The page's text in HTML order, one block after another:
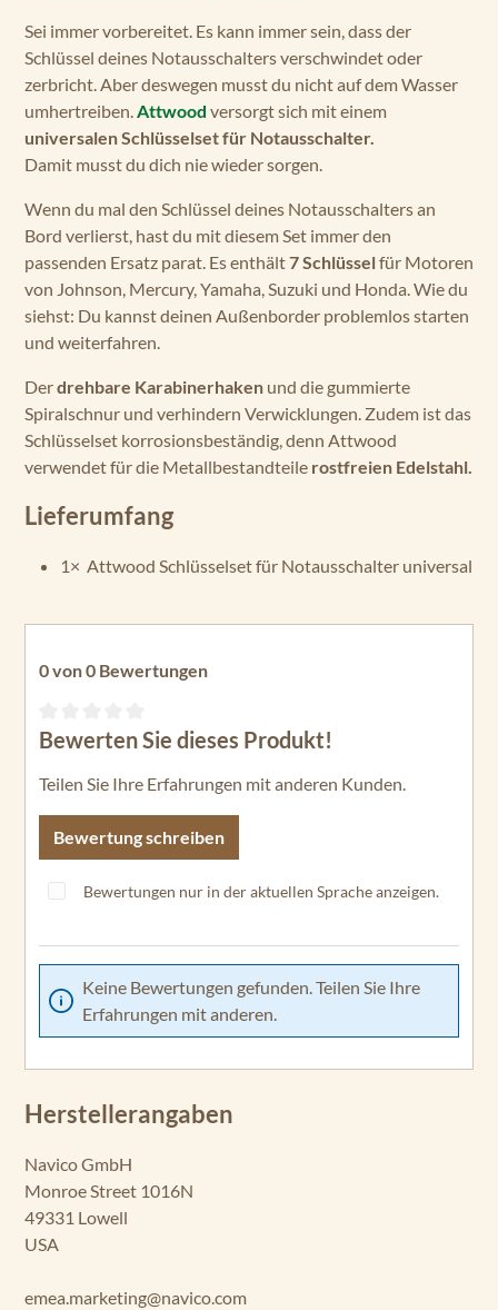
Sei immer vorbereitet. Es kann immer sein, dass der
Schlüssel deines Notausschalters verschwindet oder
zerbricht. Aber deswegen musst du nicht auf dem Wasser
umhertreiben.Attwood versorgt sich mit einem
universalen Schlüsselset für Notausschalter.
Damit musst du dich nie wieder sorgen.
Wenn du mal den Schlüssel deines Notausschalters an
Bord verlierst, hast du mit diesem Set immer den
passenden Ersatz parat. Es enthält7 Schlüsselfür Motoren
von Johnson, Mercury, Yamaha, Suzuki und Honda. Wie du
siehst: Du kannst deinen Außenborder problemlos starten
und weiterfahren.
Derdrehbare Karabinerhaken und die gummierte
Spiralschnur und verhindern Verwicklungen. Zudem ist das
Schlüsselset korrosionsbeständig, denn Attwood
verwendet für die Metallbestandteile rostfreien Edelstahl.
Lieferumfang
1× Attwood Schlüsselset für Notausschalter universal
0 von 0 Bewertungen
Durchschnittliche Bewertung von 0 von 5 Sternen
Bewerten Sie dieses Produkt!
Teilen Sie Ihre Erfahrungen mit anderen Kunden.
Bewertung schreiben
Bewertungen nur in der aktuellen Sprache anzeigen.
Keine Bewertungen gefunden. Teilen Sie Ihre
Erfahrungen mit anderen.
Herstellerangaben
Navico GmbH
Monroe Street 1016N
49331 Lowell
USA
emea.marketing@navico.com